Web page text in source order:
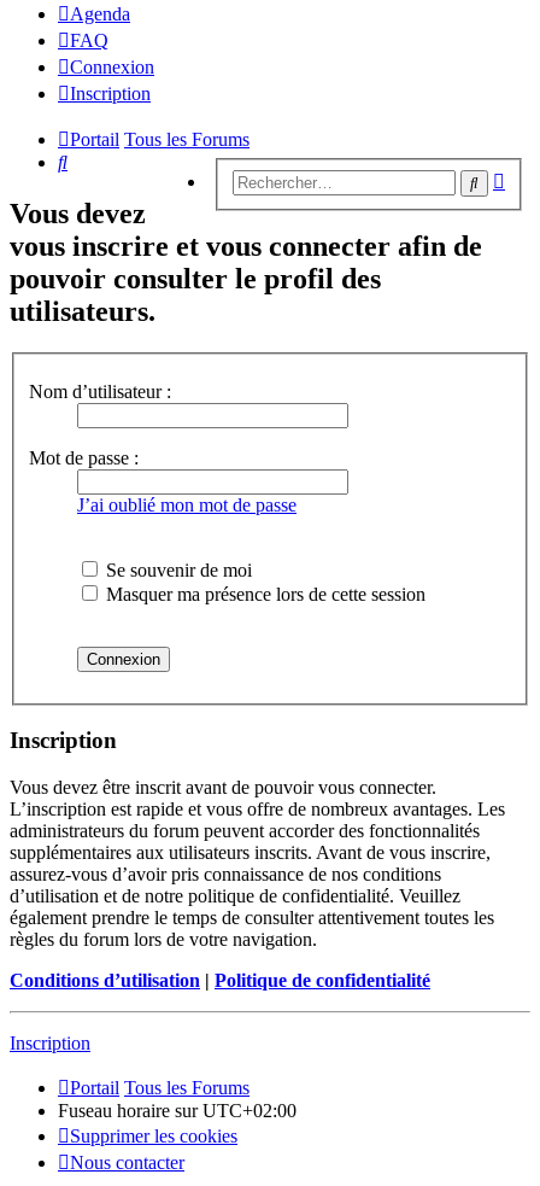
Agenda
FAQ
Connexion
Inscription
Portail Tous les Forums
Rechercher
Vous devez
vous inscrire et vous connecter afin de
pouvoir consulter le profil des
utilisateurs.
Nom d’utilisateur :
Mot de passe :
J’ai oublié mon mot de passe
Se souvenir de moi
Masquer ma présence lors de cette session
Inscription
Vous devez être inscrit avant de pouvoir vous connecter.
L’inscription est rapide et vous offre de nombreux avantages. Les
administrateurs du forum peuvent accorder des fonctionnalités
supplémentaires aux utilisateurs inscrits. Avant de vous inscrire,
assurez-vous d’avoir pris connaissance de nos conditions
d’utilisation et de notre politique de confidentialité. Veuillez
également prendre le temps de consulter attentivement toutes les
règles du forum lors de votre navigation.
Conditions d’utilisation | Politique de confidentialité
Inscription
Portail Tous les Forums
Fuseau horaire surUTC+02:00
Supprimer les cookies
Nous contacter